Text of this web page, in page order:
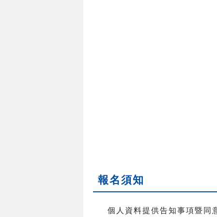
報名須知
個人資料提供告知事項暨同